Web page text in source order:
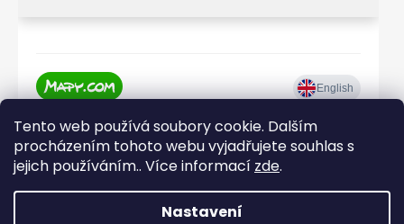
Tento web používá soubory cookie. Dalším
procházením tohoto webu vyjadřujete souhlas s
jejich používáním.. Více informací zde.
Nastavení